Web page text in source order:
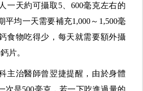
一天約可攝取5、600毫克左右的
平均一天需要補充1,000～1,500毫
食物吃得少，每天就需要額外攝
片。
主治醫師曾翌捷提醒，由於身體
次是500毫克，若一下吃進過量的